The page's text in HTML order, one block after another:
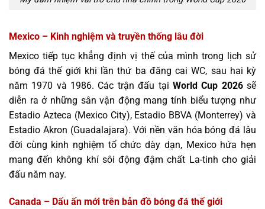
Mexico – Kinh nghiệm và truyền thống lâu đời
Mexico tiếp tục khẳng định vị thế của mình trong lịch sử
bóng đá thế giới khi lần thứ ba đăng cai WC, sau hai kỳ
năm 1970 và 1986. Các trận đấu tại World Cup 2026sẽ
diễn ra ở những sân vận động mang tính biểu tượng như
Estadio Azteca (Mexico City), Estadio BBVA (Monterrey) và
Estadio Akron (Guadalajara). Với nền văn hóa bóng đá lâu
đời cùng kinh nghiệm tổ chức dày dạn, Mexico hứa hẹn
mang đến không khí sôi động đậm chất La-tinh cho giải
đấu năm nay.
Canada – Dấu ấn mới trên bản đồ bóng đá thế giới